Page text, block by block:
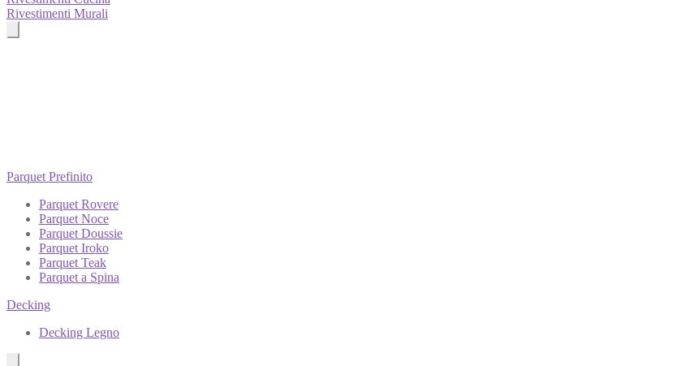
Rivestimenti Murali
Parquet Prefinito
Parquet Rovere
Parquet Noce
Parquet Doussie
Parquet Iroko
Parquet Teak
Parquet a Spina
Decking
Decking Legno